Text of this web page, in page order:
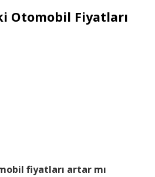
Otomobil Fiyatları
fiyatları artar mı